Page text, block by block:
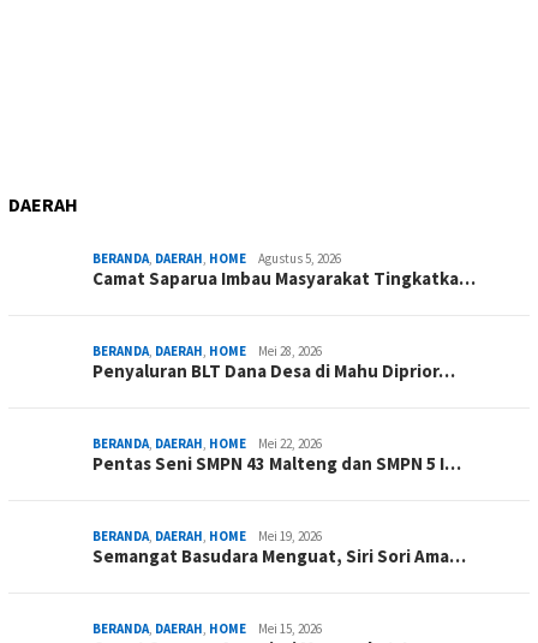
DAERAH
BERANDA, DAERAH, HOME Agustus 5, 2026
Camat Saparua Imbau Masyarakat Tingkatka…
BERANDA, DAERAH, HOME Mei 28, 2026
Penyaluran BLT Dana Desa di Mahu Diprior…
BERANDA, DAERAH, HOME Mei 22, 2026
Pentas Seni SMPN 43 Malteng dan SMPN 5 I…
BERANDA, DAERAH, HOME Mei 19, 2026
Semangat Basudara Menguat, Siri Sori Ama…
BERANDA, DAERAH, HOME Mei 15, 2026